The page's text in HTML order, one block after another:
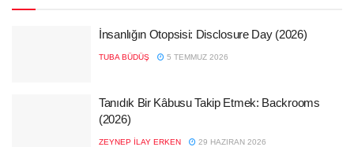
İnsanlığın Otopsisi: Disclosure Day (2026)
TUBA BÜDÜŞ 5 TEMMUZ 2026
Tanıdık Bir Kâbusu Takip Etmek: Backrooms
(2026)
ZEYNEP İLAY ERKEN 29 HAZIRAN 2026